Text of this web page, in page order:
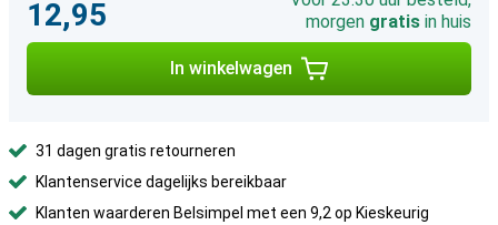
12,95
morgen gratis in huis
In winkelwagen
31 dagen gratis retourneren
Klantenservice dagelijks bereikbaar
Klanten waarderen Belsimpel met een 9,2 op Kieskeurig